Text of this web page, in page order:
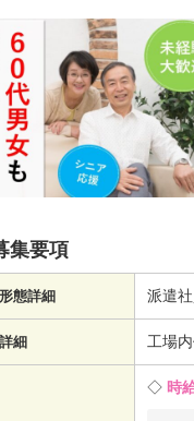
集要項
態詳細 派遣
細 工場
時